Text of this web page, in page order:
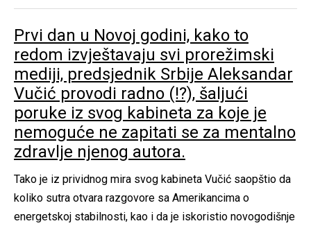
Prvi dan u Novoj godini, kako to
redom izvještavaju svi prorežimski
mediji, predsjednik Srbije Aleksandar
Vučić provodi radno (!?), šaljući
poruke iz svog kabineta za koje je
nemoguće ne zapitati se za mentalno
zdravlje njenog autora.
Tako je iz prividnog mira svog kabineta Vučić saopštio da
koliko sutra otvara razgovore sa Amerikancima o
energetskoj stabilnosti, kao i da je iskoristio novogodišnje